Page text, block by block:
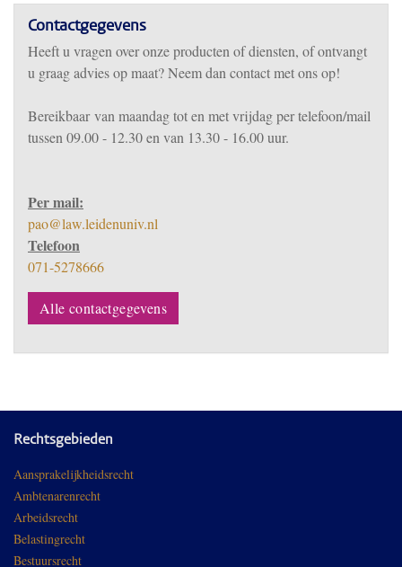
Contactgegevens
Heeft u vragen over onze producten of diensten, of ontvangt
u graag advies op maat? Neem dan contact met ons op!
Bereikbaarvan maandag tot en met vrijdag per telefoon/mail
tussen 09.00 - 12.30 en van 13.30 - 16.00 uur.
Per mail:
pao@law.leidenuniv.nl
Telefoon
071-5278666
Alle contactgegevens
Rechtsgebieden
Aansprakelijkheidsrecht
Ambtenarenrecht
Arbeidsrecht
Belastingrecht
Bestuursrecht